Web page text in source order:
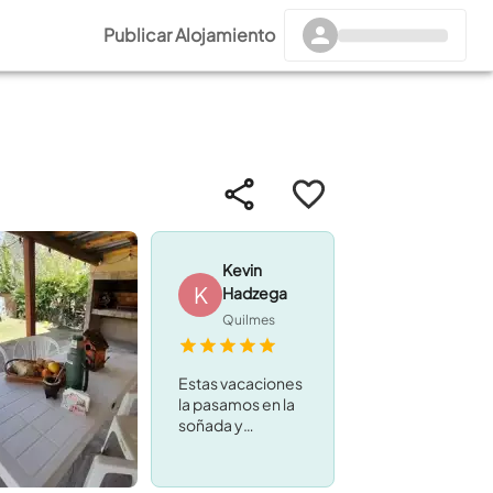
Publicar Alojamiento
K
Kevin
Hadzega
Quilmes
Estas vacaciones
la pasamos en la
soñada y
nuestras